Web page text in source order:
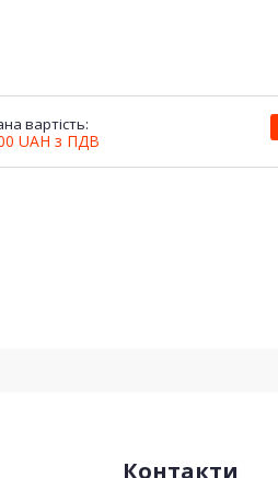
вартість:
UAH з ПДВ
Контакти